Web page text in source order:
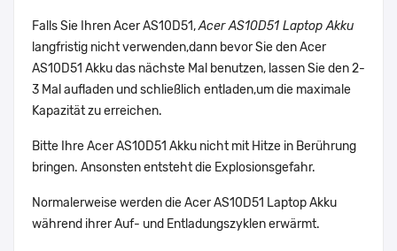
Falls Sie Ihren Acer AS10D51,Acer AS10D51 Laptop Akku
langfristig nicht verwenden,dann bevor Sie den Acer
AS10D51 Akku das nächste Mal benutzen, lassen Sie den 2-
3 Mal aufladen und schließlich entladen,um die maximale
Kapazität zu erreichen.
Bitte Ihre Acer AS10D51 Akku nicht mit Hitze in Berührung
bringen. Ansonsten entsteht die Explosionsgefahr.
Normalerweise werden die Acer AS10D51 Laptop Akku
während ihrer Auf- und Entladungszyklen erwärmt.